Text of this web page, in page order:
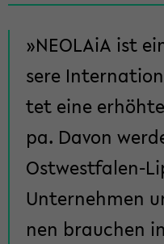
NEO­LA­iA ist
se­re
tet eine
pa. Davon
Ostwestfalen-​
Un­ter­neh­men
nen brau­chen